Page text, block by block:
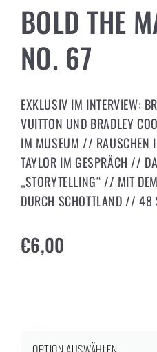
BOLD THE
NO. 67
EXKLUSIV IM INTERVIEW:
VUITTON UND BRADLEY
IM MUSEUM // RAUSCHEN
TAYLOR IM GESPRÄCH //
„STORYTELLING“ // MIT
DURCH SCHOTTLAND // 48
€6,00